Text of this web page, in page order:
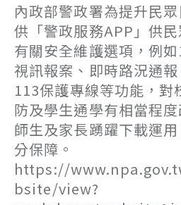
內政部警政署為提升民
供「警政服務APP」供
有關安全維護選項，例
視訊報案、即時路況通
113保護專線等功能，對
防及學生通學有相當程
師生及家長踴躍下載運
分保障。
https://
bsite/view?